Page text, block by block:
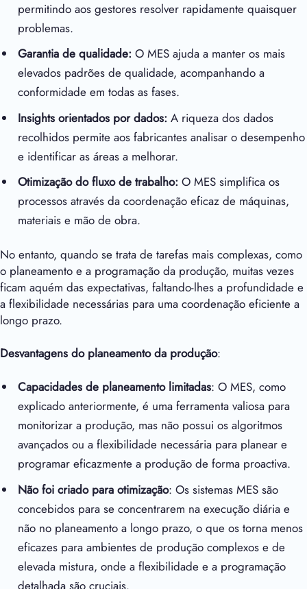
permitindo aos gestores resolver rapidamente quaisquer
problemas.
Garantia de qualidade: O MES ajuda a manter os mais
elevados padrões de qualidade, acompanhando a
conformidade em todas as fases.
Insights orientados por dados: A riqueza dos dados
recolhidos permite aos fabricantes analisar o desempenho
e identificar as áreas a melhorar.
Otimização do fluxo de trabalho: O MES simplifica os
processos através da coordenação eficaz de máquinas,
materiais e mão de obra.
No entanto, quando se trata de tarefas mais complexas, como
o planeamento e a programação da produção, muitas vezes
ficam aquém das expectativas, faltando-lhes a profundidade e
a flexibilidade necessárias para uma coordenação eficiente a
longo prazo.
Desvantagens do planeamento da produção:
Capacidades de planeamento limitadas: O MES, como
explicado anteriormente, é uma ferramenta valiosa para
monitorizar a produção, mas não possui os algoritmos
avançados ou a flexibilidade necessária para planear e
programar eficazmente a produção de forma proactiva.
Não foi criado para otimização: Os sistemas MES são
concebidos para se concentrarem na execução diária e
não no planeamento a longo prazo, o que os torna menos
eficazes para ambientes de produção complexos e de
elevada mistura, onde a flexibilidade e a programação
detalhada são cruciais.